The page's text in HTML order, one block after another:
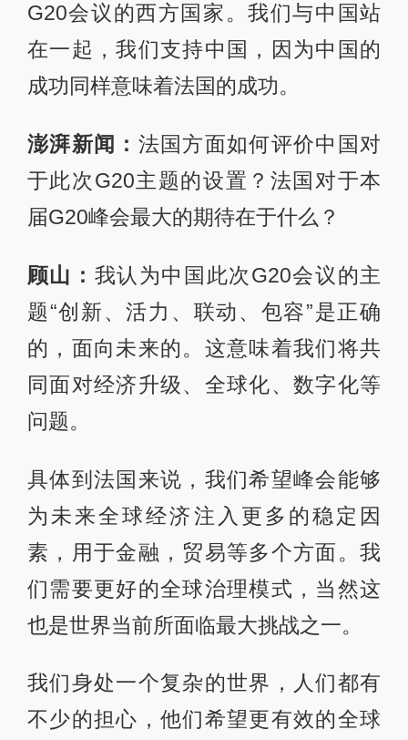
G20会议的西方国家。我们与中国站
在一起，我们支持中国，因为中国的
成功同样意味着法国的成功。
澎湃新闻： 法国方面如何评价中国对
于此次G20主题的设置？法国对于本
届G20峰会最大的期待在于什么？
顾山： 我认为中国此次G20会议的主
题“创新、活力、联动、包容”是正确
的，面向未来的。这意味着我们将共
同面对经济升级、全球化、数字化等
问题。
具体到法国来说，我们希望峰会能够
为未来全球经济注入更多的稳定因
素，用于金融，贸易等多个方面。我
们需要更好的全球治理模式，当然这
也是世界当前所面临最大挑战之一。
我们身处一个复杂的世界，人们都有
不少的担心，他们希望更有效的全球